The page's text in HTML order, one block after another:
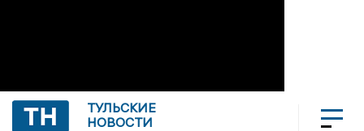
ТУЛЬСКИЕ
НОВОСТИ